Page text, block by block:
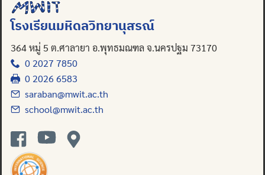
โรงเรียนมหิดลวิทยานุสรณ์
364 หมู่ 5 ต.ศาลายา อ.พุทธมณฑล จ.นครปฐม 73170
0 2027 7850
0 2026 6583
saraban@mwit.ac.th
school@mwit.ac.th